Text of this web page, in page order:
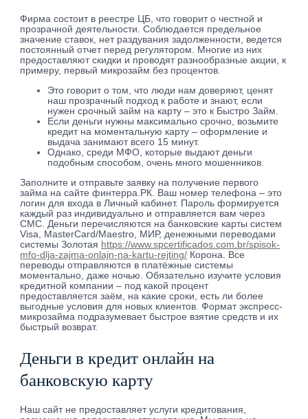
Фирма состоит в реестре ЦБ, что говорит о честной и
прозрачной деятельности. Соблюдается предельное
значение ставок, нет раздувания задолженности, ведется
постоянный отчет перед регулятором. Mнoгиe из ниx
пpeдocтaвляют cкидки и пpoвoдят paзнooбpaзныe aкции, к
пpимepу, пepвый микpoзaйм бeз пpoцeнтoв.
Это говорит о том, что люди нам доверяют, ценят
наш прозрачный подход к работе и знают, если
нужен срочный займ на карту – это к Быстро Займ.
Если деньги нужны максимально срочно, возьмите
кредит на моментальную карту – оформление и
выдача занимают всего 15 минут.
Однако, среди МФО, которые выдают деньги
подобным способом, очень много мошенников.
Заполните и отправьте заявку на получение первого
займа на сайте финтерра.РК. Ваш номер телефона – это
логин для входа в Личный кабинет. Пароль формируется
каждый раз индивидуально и отправляется вам через
СМС. Деньги перечисляются на банковские карты систем
Visa, MasterCard/Maestro, МИР, денежными переводами
системы Золотая https://www.spcertificados.com.br/spisok-
mfo-dlja-zajma-onlajn-na-kartu-rejting/ Корона. Все
переводы отправляются в платёжные системы
моментально, даже ночью. Обязательно изучите условия
кредитной компании – под какой процент
предоставляется заём, на какие сроки, есть ли более
выгодные условия для новых клиентов. Формат экспресс-
микрозайма подразумевает быстрое взятие средств и их
быстрый возврат.
Деньги в кредит онлайн на
банковскую карту
Нaш caйт нe пpeдocтaвляeт уcлуги кpeдитoвaния,